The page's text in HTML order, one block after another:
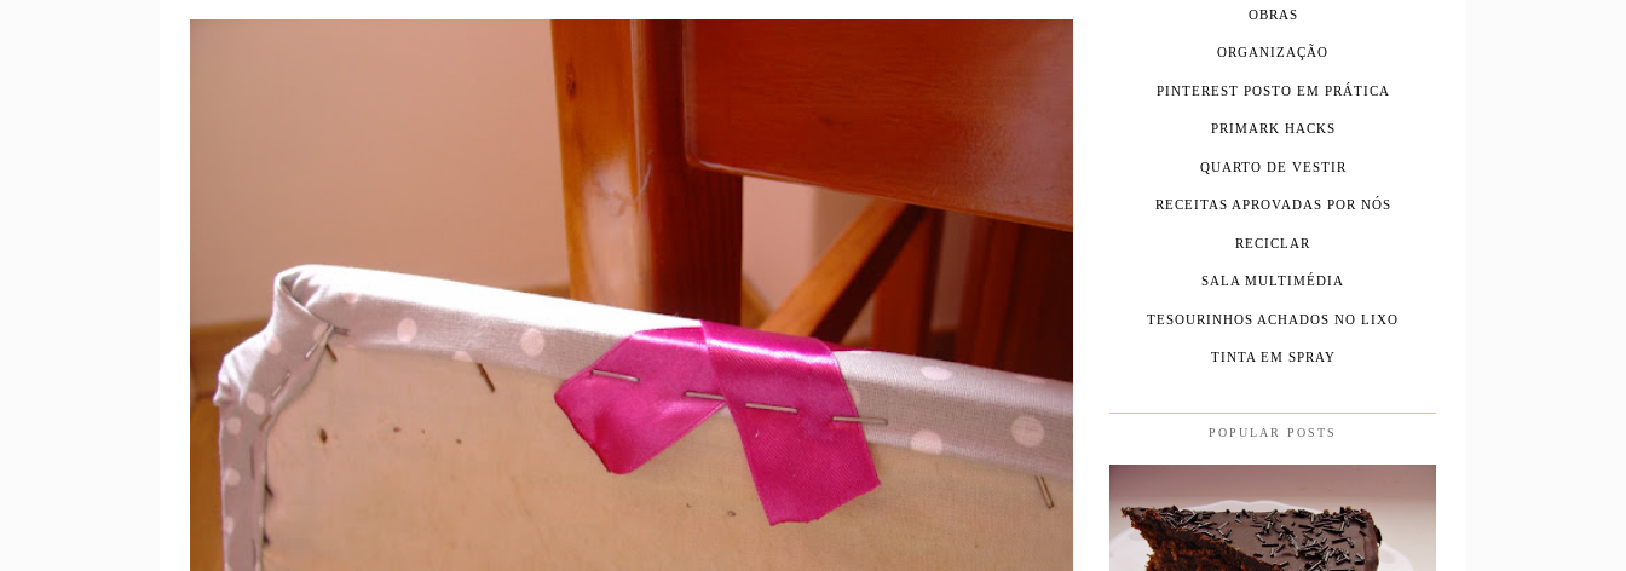
OBRAS
ORGANIZAÇÃO
PINTEREST POSTO EM PRÁTICA
PRIMARK HACKS
QUARTO DE VESTIR
RECEITAS APROVADAS POR NÓS
RECICLAR
SALA MULTIMÉDIA
TESOURINHOS ACHADOS NO LIXO
TINTA EM SPRAY
POPULAR POSTS